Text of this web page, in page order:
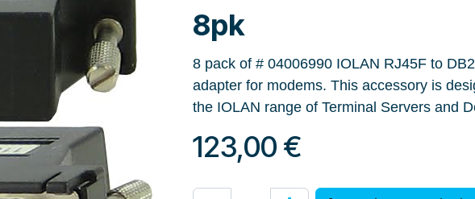
8pk
8 pack of # 04006990 IOLAN RJ45F to
adapter for modems. This accessory is
the IOLAN range of Terminal Servers and
123,00 €